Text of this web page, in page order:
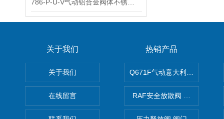
关于我们
关于我们
在线留言
热销产品
Q671F气动意大利式薄型球阀
RAF安全放散阀 阀生产